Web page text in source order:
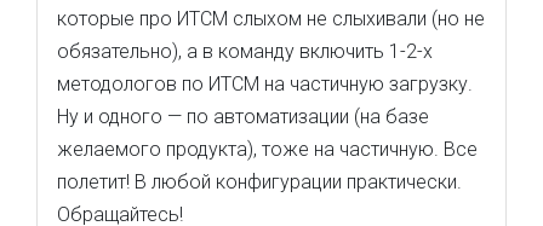
которые про ИТСМ слыхом не слыхивали (но не
обязательно), а в команду включить 1-2-х
методологов по ИТСМ на частичную загрузку.
Ну и одного — по автоматизации (на базе
желаемого продукта), тоже на частичную. Все
полетит! В любой конфигурации практически.
Обращайтесь!